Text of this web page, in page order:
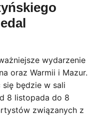
wydarzenie
oraz Warmii i Mazur.
będzie w sali
8 listopada do 8
związanych z